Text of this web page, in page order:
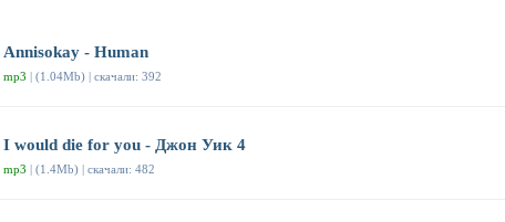
Annisokay - Human
mp3 | (1.04Mb) | скачали: 392
I would die for you - Джон Уик 4
mp3 | (1.4Mb) | скачали: 482